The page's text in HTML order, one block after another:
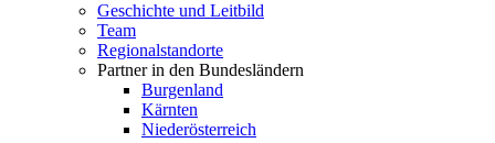
Geschichte und Leitbild
Team
Regionalstandorte
Partner in den Bundesländern
Burgenland
Kärnten
Niederösterreich